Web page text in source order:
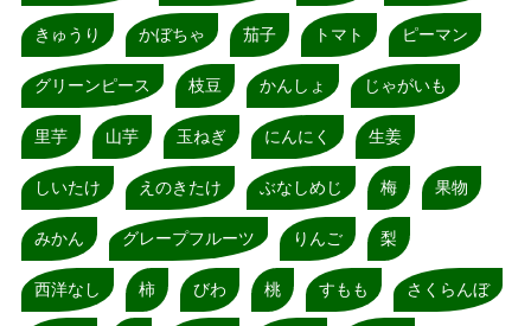
きゅうり かぼちゃ 茄子 トマト ピーマン
グリーンピース 枝豆 かんしょ じゃがいも
里芋 山芋 玉ねぎ にんにく 生姜
しいたけ えのきたけ ぶなしめじ 梅 果物
みかん グレープフルーツ りんご 梨
西洋なし 柿 びわ 桃 すもも さくらんぼ